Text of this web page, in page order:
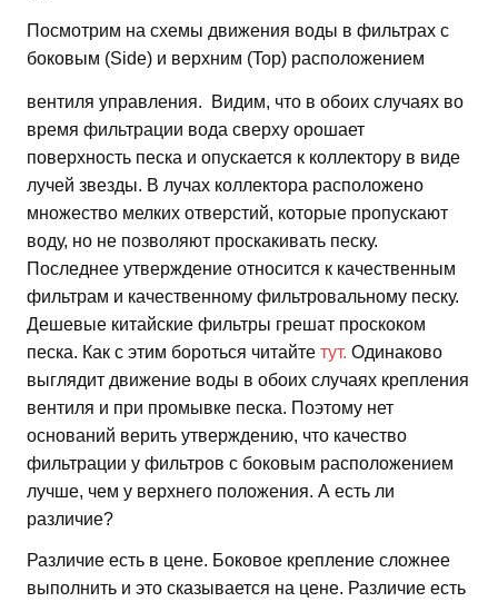
Посмотрим на схемы движения воды в фильтрах с
боковым (Side) и верхним (Top) расположением
вентиля управления.
Видим, что в обоих случаях во
время фильтрации вода сверху орошает
поверхность песка и опускается к коллектору в виде
лучей звезды. В лучах коллектора расположено
множество мелких отверстий, которые пропускают
воду, но не позволяют проскакивать песку.
Последнее утверждение относится к качественным
фильтрам и качественному фильтровальному песку.
Дешевые китайские фильтры грешат проскоком
песка. Как с этим бороться читайте тут. Одинаково
выглядит движение воды в обоих случаях крепления
вентиля и при промывке песка. Поэтому нет
оснований верить утверждению, что качество
фильтрации у фильтров с боковым расположением
лучше, чем у верхнего положения. А есть ли
различие?
Различие есть в цене. Боковое крепление сложнее
выполнить и это сказывается на цене. Различие есть